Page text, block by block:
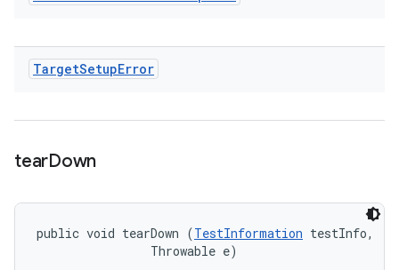
TargetSetupError
tearDown
public void tearDown (TestInformation testInfo,
                Throwable e)